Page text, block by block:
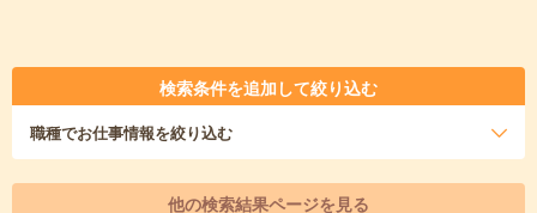
検索条件を追加して絞り込む
職種でお仕事情報を絞り込む
他の検索結果ページを見る